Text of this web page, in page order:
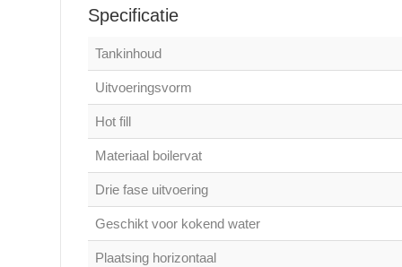
Specificatie
Tankinhoud
Uitvoeringsvorm
Hot fill
Materiaal boilervat
Drie fase uitvoering
Geschikt voor kokend water
Plaatsing horizontaal